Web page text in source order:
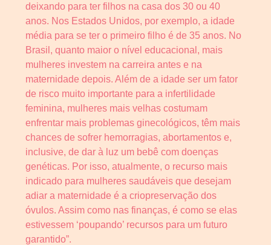
deixando para ter filhos na casa dos 30 ou 40
anos. Nos Estados Unidos, por exemplo, a idade
média para se ter o primeiro filho é de 35 anos. No
Brasil, quanto maior o nível educacional, mais
mulheres investem na carreira antes e na
maternidade depois. Além de a idade ser um fator
de risco muito importante para a infertilidade
feminina, mulheres mais velhas costumam
enfrentar mais problemas ginecológicos, têm mais
chances de sofrer hemorragias, abortamentos e,
inclusive, de dar à luz um bebê com doenças
genéticas. Por isso, atualmente, o recurso mais
indicado para mulheres saudáveis que desejam
adiar a maternidade é a criopreservação dos
óvulos. Assim como nas finanças, é como se elas
estivessem ‘poupando’ recursos para um futuro
garantido”.